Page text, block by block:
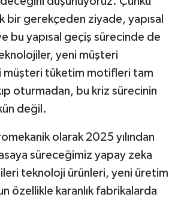
bir gerekçeden ziyade, yapısal
bu yapısal geçiş sürecinde de
yeni müşteri
müşteri tüketim motifleri tam
oturmadan, bu kriz sürecinin
değil.
olarak 2025 yılından
süreceğimiz yapay zeka
teknoloji ürünleri, yeni üretim
özellikle karanlık fabrikalarda